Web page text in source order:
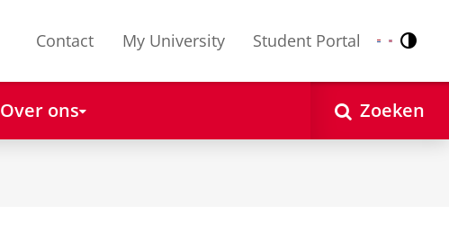
Contact My University Student Portal Nederlands
English
Over ons Zoeken